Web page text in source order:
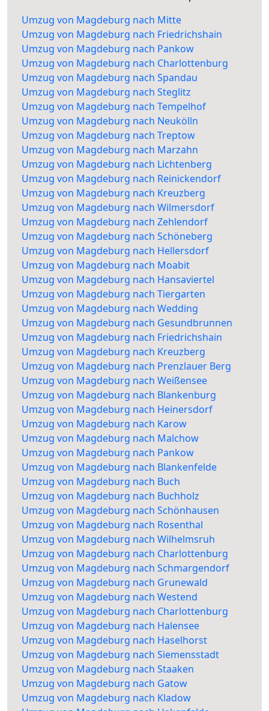
Umzug von Magdeburg nach Mitte
Umzug von Magdeburg nach Friedrichshain
Umzug von Magdeburg nach Pankow
Umzug von Magdeburg nach Charlottenburg
Umzug von Magdeburg nach Spandau
Umzug von Magdeburg nach Steglitz
Umzug von Magdeburg nach Tempelhof
Umzug von Magdeburg nach Neukölln
Umzug von Magdeburg nach Treptow
Umzug von Magdeburg nach Marzahn
Umzug von Magdeburg nach Lichtenberg
Umzug von Magdeburg nach Reinickendorf
Umzug von Magdeburg nach Kreuzberg
Umzug von Magdeburg nach Wilmersdorf
Umzug von Magdeburg nach Zehlendorf
Umzug von Magdeburg nach Schöneberg
Umzug von Magdeburg nach Hellersdorf
Umzug von Magdeburg nach Moabit
Umzug von Magdeburg nach Hansaviertel
Umzug von Magdeburg nach Tiergarten
Umzug von Magdeburg nach Wedding
Umzug von Magdeburg nach Gesundbrunnen
Umzug von Magdeburg nach Friedrichshain
Umzug von Magdeburg nach Kreuzberg
Umzug von Magdeburg nach Prenzlauer Berg
Umzug von Magdeburg nach Weißensee
Umzug von Magdeburg nach Blankenburg
Umzug von Magdeburg nach Heinersdorf
Umzug von Magdeburg nach Karow
Umzug von Magdeburg nach Malchow
Umzug von Magdeburg nach Pankow
Umzug von Magdeburg nach Blankenfelde
Umzug von Magdeburg nach Buch
Umzug von Magdeburg nach Buchholz
Umzug von Magdeburg nach Schönhausen
Umzug von Magdeburg nach Rosenthal
Umzug von Magdeburg nach Wilhelmsruh
Umzug von Magdeburg nach Charlottenburg
Umzug von Magdeburg nach Schmargendorf
Umzug von Magdeburg nach Grunewald
Umzug von Magdeburg nach Westend
Umzug von Magdeburg nach Charlottenburg
Umzug von Magdeburg nach Halensee
Umzug von Magdeburg nach Haselhorst
Umzug von Magdeburg nach Siemensstadt
Umzug von Magdeburg nach Staaken
Umzug von Magdeburg nach Gatow
Umzug von Magdeburg nach Kladow